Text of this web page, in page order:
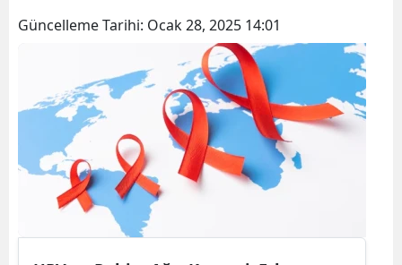
Aydın
Balıkesir
Bilecik
Bingöl
Bitlis
Burdur
Güncelleme Tarihi: Ocak 28, 2025 14:01